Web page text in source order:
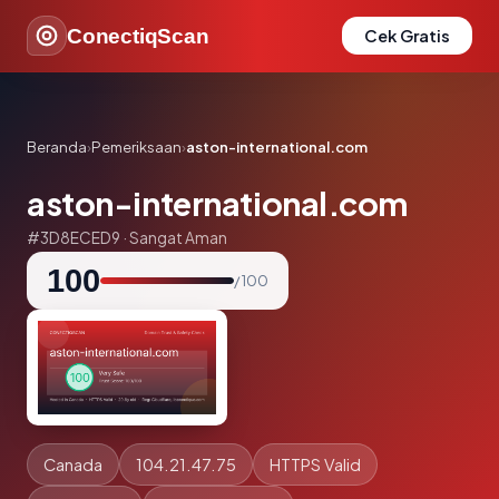
ConectiqScan Cek Gratis
Beranda›Pemeriksaan›aston-international.com
aston-international.com
#3D8ECED9 · Sangat Aman
100 / 100
Canada 104.21.47.75 HTTPS Valid